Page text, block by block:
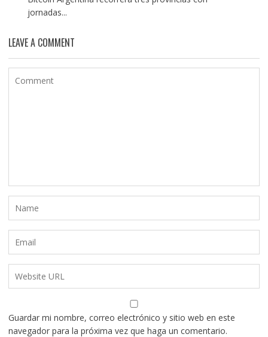
jornadas...
LEAVE A COMMENT
Guardar mi nombre, correo electrónico y sitio web en este
navegador para la próxima vez que haga un comentario.